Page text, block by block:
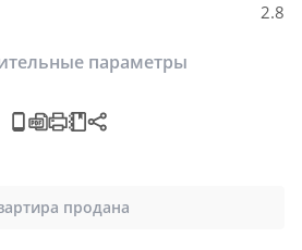
2.8
параметры
продана